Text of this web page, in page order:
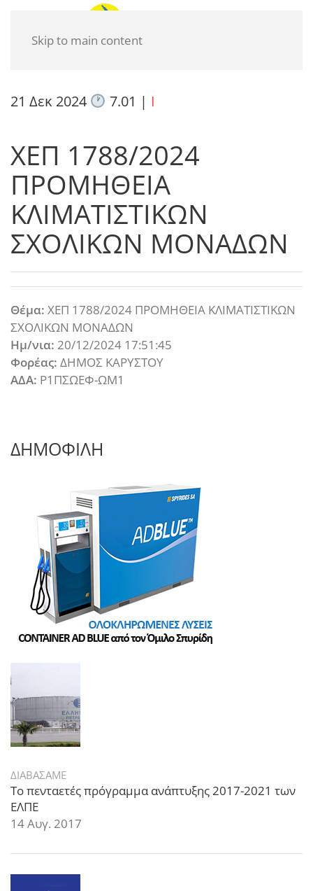
Skip to main content
21 Δεκ 2024 7.01 | I
ΧΕΠ 1788/2024
ΠΡΟΜΗΘΕΙΑ
ΚΛΙΜΑΤΙΣΤΙΚΩΝ
ΣΧΟΛΙΚΩΝ ΜΟΝΑΔΩΝ
Θέμα: ΧΕΠ 1788/2024 ΠΡΟΜΗΘΕΙΑ ΚΛΙΜΑΤΙΣΤΙΚΩΝ
ΣΧΟΛΙΚΩΝ ΜΟΝΑΔΩΝ
Ημ/νια: 20/12/2024 17:51:45
Φορέας: ΔΗΜΟΣ ΚΑΡΥΣΤΟΥ
ΑΔΑ: Ρ1ΠΣΩΕΦ-ΩΜ1
ΔΗΜΟΦΙΛΗ
ΔΙΑΒΑΣΑΜΕ
Το πενταετές πρόγραμμα ανάπτυξης 2017-2021 των
ΕΛΠΕ
14 Αυγ. 2017